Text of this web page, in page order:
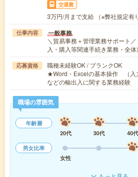
交通費
3万円/月まで支給 （※弊社規定有
仕事内容 一般事務
＼貿易事務＋管理業務サポート
入・購入等関連手続き業務・全
応募資格
職種未経験OK / ブランクOK
★Word・Excelの基本操作 （入
などの輸出入に関する業務経験
職場の雰囲気
年齢層
20代
30代 40代
男女比率
女性